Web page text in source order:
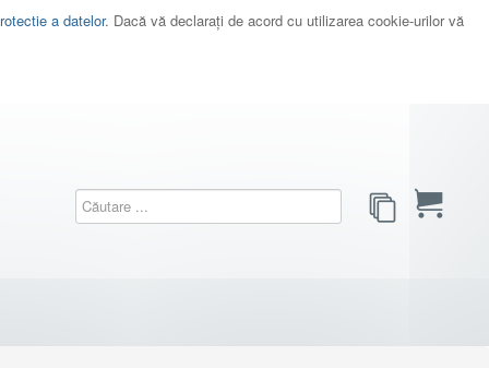
a datelor. Dacă vă declaraţi de acord cu utilizarea cookie-urilor vă